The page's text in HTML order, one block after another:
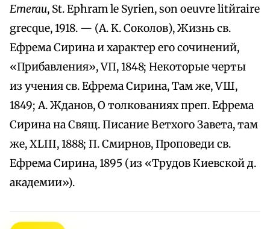
Emerau, St. Ephram le Syrien, son oeuvre litйraire
grecque, 1918. — (A. K. Соколов), Жизнь св.
Ефрема Сирина и характер его сочинений,
«Прибавления», VП, 1848; Некоторые черты
из учения св. Ефрема Сирина, Там же, ѴШ,
1849; А. Жданов, О толкованиях преп. Ефрема
Сирина на Свящ. Писание Ветхого Завета, там
же, XLIII, 1888; П. Смирнов, Проповеди св.
Ефрема Сирина, 1895 (из «Трудов Киевской д.
академии»).